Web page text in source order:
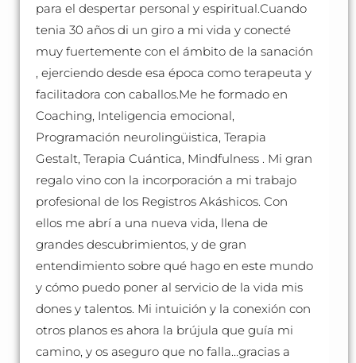
para el despertar personal y espiritual.Cuando
tenia 30 años di un giro a mi vida y conecté
muy fuertemente con el ámbito de la sanación
, ejerciendo desde esa época como terapeuta y
facilitadora con caballos.Me he formado en
Coaching, Inteligencia emocional,
Programación neurolingüistica, Terapia
Gestalt, Terapia Cuántica, Mindfulness . Mi gran
regalo vino con la incorporación a mi trabajo
profesional de los Registros Akáshicos. Con
ellos me abrí a una nueva vida, llena de
grandes descubrimientos, y de gran
entendimiento sobre qué hago en este mundo
y cómo puedo poner al servicio de la vida mis
dones y talentos. Mi intuición y la conexión con
otros planos es ahora la brújula que guía mi
camino, y os aseguro que no falla…gracias a